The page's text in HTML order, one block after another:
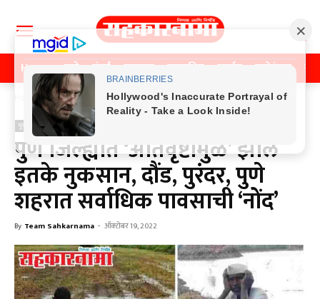
Home पुणे मुंबई महाराष्ट्र राजकीय क्राईम मनोरंजन
Home पुणे
पुणे
पुणे जिल्ह्यात ‘अतिवृष्टीमुळे’ झाले
इतके नुकसान, दौंड, पुरंदर, पुणे
शहरात सर्वाधिक पावसाची ‘नोंद’
By Team Sahkarnama - ऑक्टोबर 19, 2022